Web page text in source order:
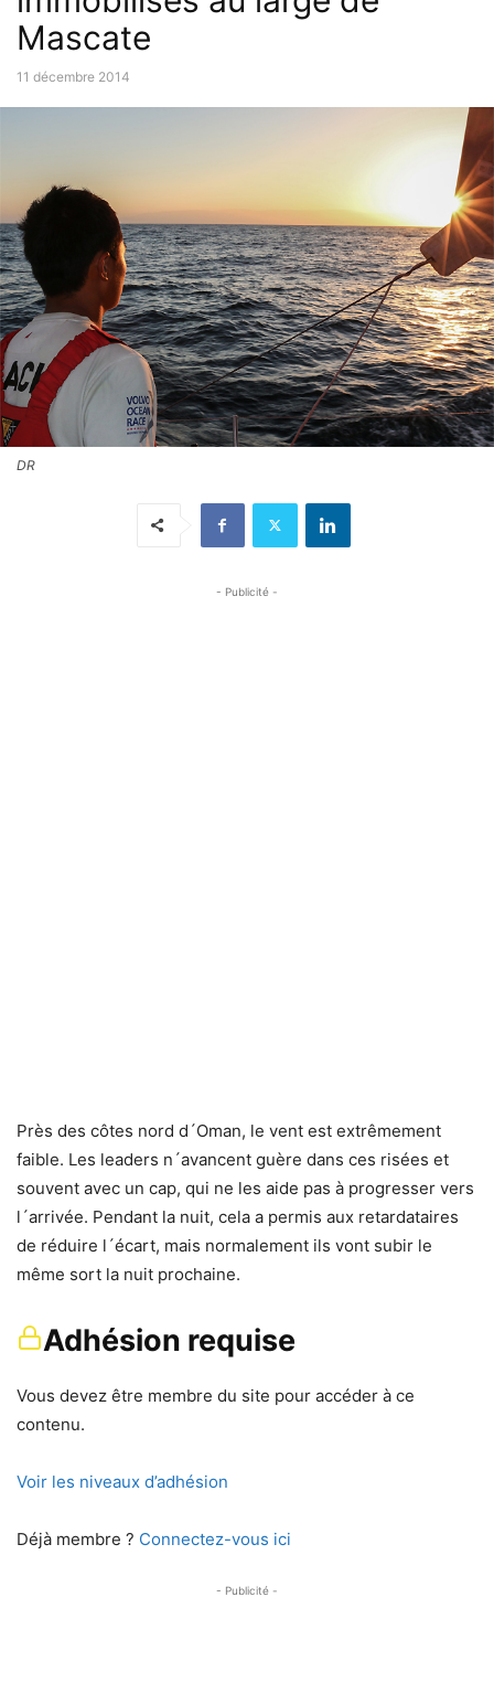
Mascate
11 décembre 2014
DR
- Publicité -
Près des côtes nord d´Oman, le vent est extrêmement
faible. Les leaders n´avancent guère dans ces risées et
souvent avec un cap, qui ne les aide pas à progresser vers
l´arrivée. Pendant la nuit, cela a permis aux retardataires
de réduire l´écart, mais normalement ils vont subir le
même sort la nuit prochaine.
Adhésion requise
Vous devez être membre du site pour accéder à ce
contenu.
Voir les niveaux d’adhésion
Déjà membre ? Connectez-vous ici
- Publicité -